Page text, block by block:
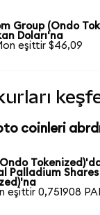
Group (Ondo
Doları'na
eşittir $46,09
coinleri
Palladium Shares
eşittir 0,751908